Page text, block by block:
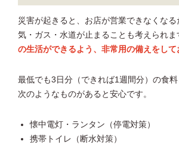
災害が起きると、お店が営業できなくな
気・ガス・水道が止まることも考えられま
の生活ができるよう、非常用の備えをして
最低でも3日分（できれば1週間分）の食料
次のようなものがあると安心です。
懐中電灯・ランタン（停電対策）
携帯トイレ（断水対策）